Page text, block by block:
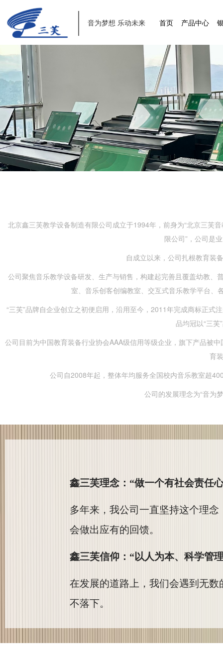
音为梦想 乐动未来 首页 产品中心
北京鑫三芙教学设备制造有限公司成立于1994年，前身为“北京三芙
限公司”，公司是
自成立以来，公司扎根教育装
公司聚焦音乐教学设备研发、生产与销售，构建起完善且覆盖幼教
室、音乐创客创编教室、交互式音乐教学平台、
“三芙”品牌自企业创立之初便启用，沿用至今，2011年完成商标正
品均冠以“三
公司目前为中国教育装备行业协会AAA级信用等级企业，旗下产品被
育
公司自2008年起，整体年均服务全国校内音乐教室超
公司的发展理念为“音为
鑫三芙理念：“做一个有社会责任
多年来，我公司一直坚持这个理
会做出应有的回馈。
鑫三芙信仰：“以人为本、科学管
在发展的道路上，我们会遇到无
不落下。